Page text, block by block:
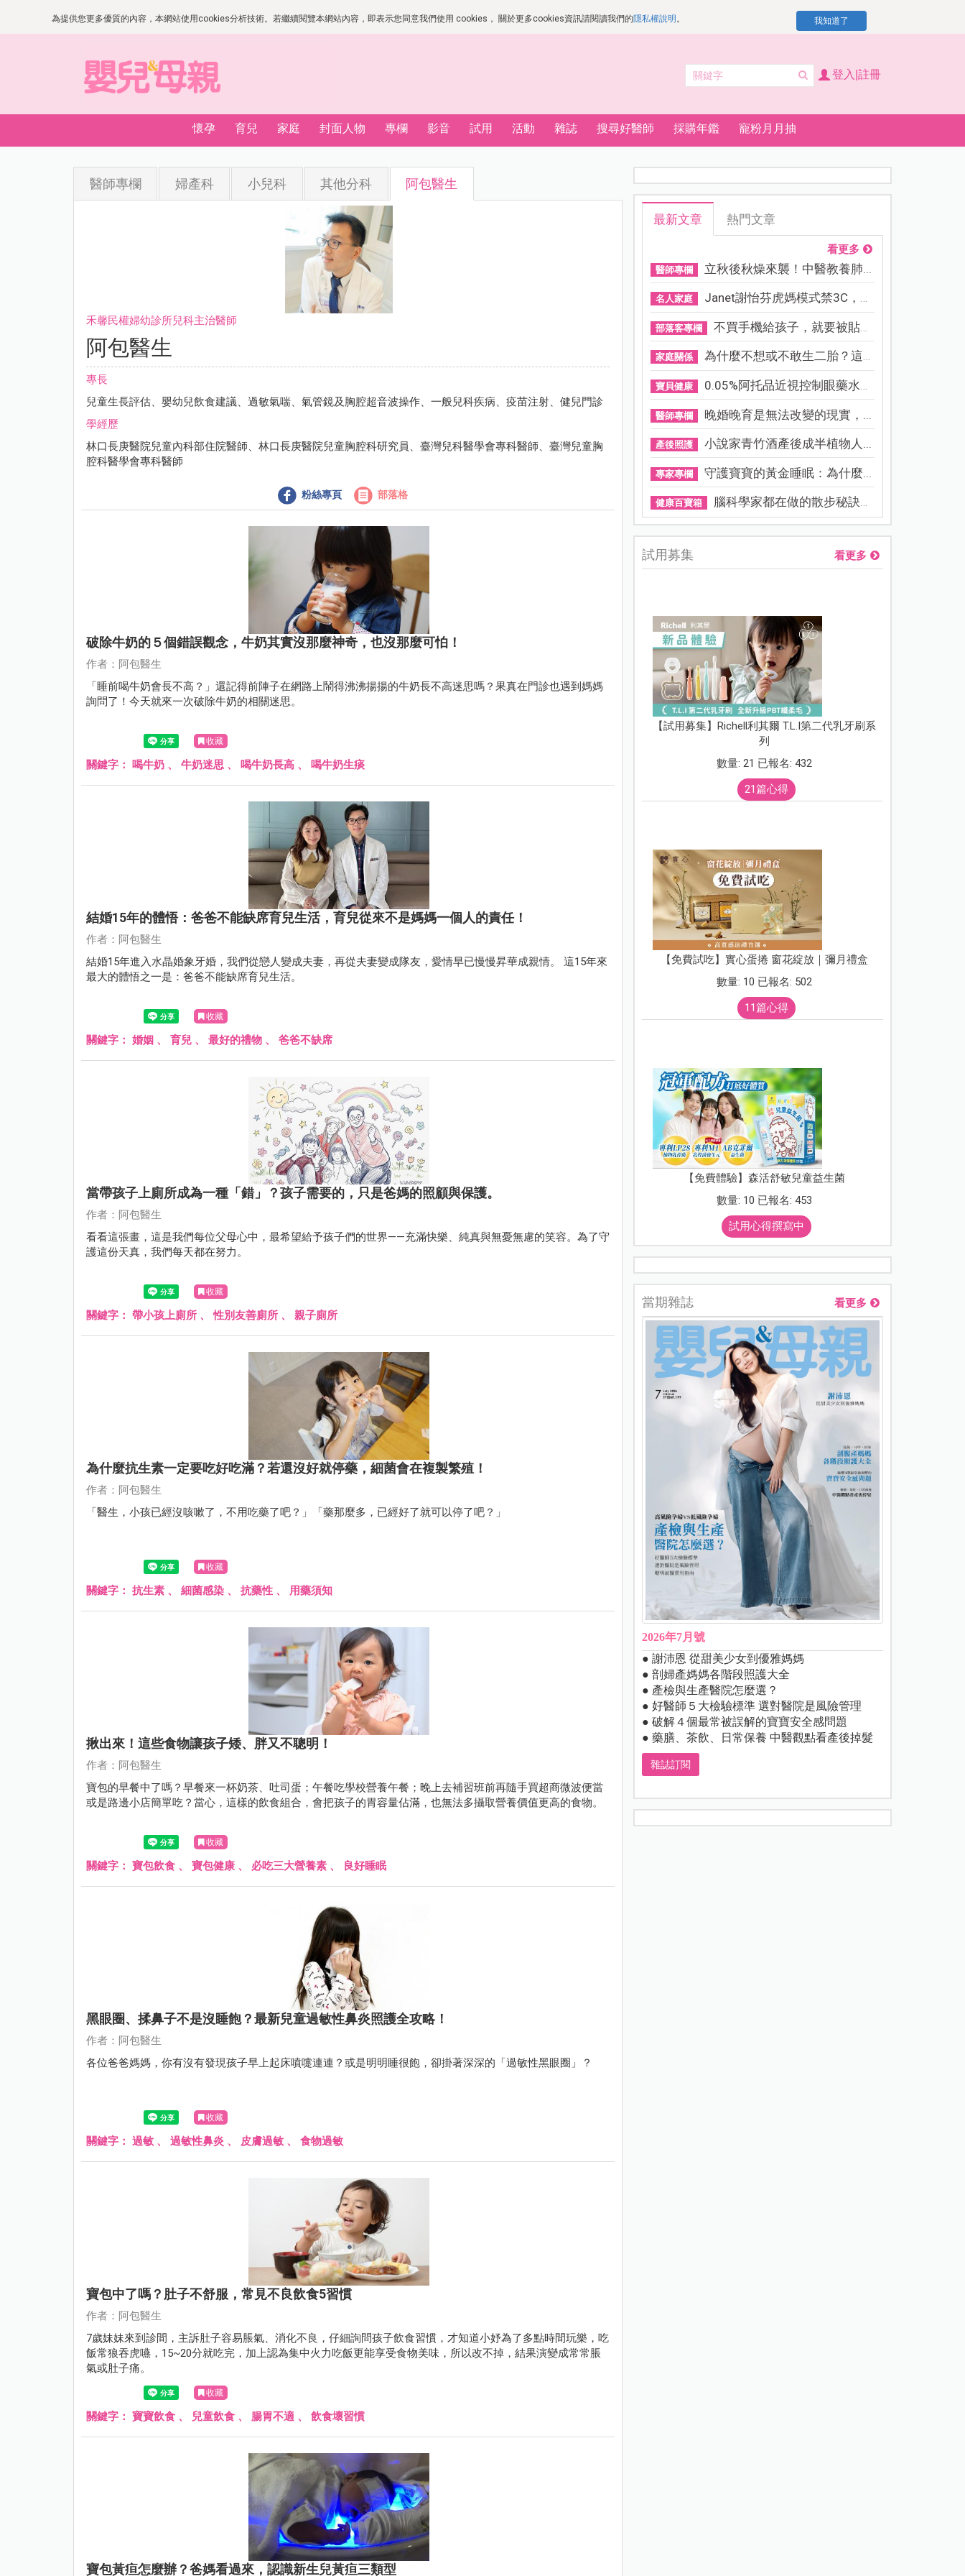
為提供您更多優質的內容，本網站使用cookies分析技術。若繼續閱覽本網站內容，即表示您同意我們使用 cookies， 關於更多cookies資訊請閱讀我們的隱私權說明 。 我知道了
登入|註冊
懷孕 育兒 家庭 封面人物 專欄 影音 試用 活動 雜誌 搜尋好醫師 採購年鑑 寵粉月月抽
醫師專欄 婦產科 小兒科 其他分科 阿包醫生
禾馨民權婦幼診所兒科主治醫師
阿包醫生
專長
兒童生長評估、嬰幼兒飲食建議、過敏氣喘、氣管鏡及胸腔超音波操作、一般兒科疾病、疫苗注射、健兒門診
學經歷
林口長庚醫院兒童內科部住院醫師、林口長庚醫院兒童胸腔科研究員、臺灣兒科醫學會專科醫師、臺灣兒童胸
腔科醫學會專科醫師
粉絲專頁 部落格
破除牛奶的５個錯誤觀念，牛奶其實沒那麼神奇，也沒那麼可怕！
作者：阿包醫生
「睡前喝牛奶會長不高？」還記得前陣子在網路上鬧得沸沸揚揚的牛奶長不高迷思嗎？果真在門診也遇到媽媽
詢問了！今天就來一次破除牛奶的相關迷思。
收藏
關鍵字： 喝牛奶 、 牛奶迷思 、 喝牛奶長高 、 喝牛奶生痰
結婚15年的體悟：爸爸不能缺席育兒生活，育兒從來不是媽媽一個人的責任！
作者：阿包醫生
結婚15年進入水晶婚象牙婚，我們從戀人變成夫妻，再從夫妻變成隊友，愛情早已慢慢昇華成親情。 這15年來
最大的體悟之一是：爸爸不能缺席育兒生活。
收藏
關鍵字： 婚姻 、 育兒 、 最好的禮物 、 爸爸不缺席
當帶孩子上廁所成為一種「錯」？孩子需要的，只是爸媽的照顧與保護。
作者：阿包醫生
看看這張畫，這是我們每位父母心中，最希望給予孩子們的世界——充滿快樂、純真與無憂無慮的笑容。為了守
護這份天真，我們每天都在努力。
收藏
關鍵字： 帶小孩上廁所 、性別友善廁所 、 親子廁所
為什麼抗生素一定要吃好吃滿？若還沒好就停藥，細菌會在複製繁殖！
作者：阿包醫生
「醫生，小孩已經沒咳嗽了，不用吃藥了吧？」「藥那麼多，已經好了就可以停了吧？」
收藏
關鍵字： 抗生素 、 細菌感染 、 抗藥性 、 用藥須知
揪出來！這些食物讓孩子矮、胖又不聰明！
作者：阿包醫生
寶包的早餐中了嗎？早餐來一杯奶茶、吐司蛋；午餐吃學校營養午餐；晚上去補習班前再隨手買超商微波便當
或是路邊小店簡單吃？當心，這樣的飲食組合，會把孩子的胃容量佔滿，也無法多攝取營養價值更高的食物。
收藏
關鍵字： 寶包飲食 、 寶包健康 、 必吃三大營養素 、 良好睡眠
黑眼圈、揉鼻子不是沒睡飽？最新兒童過敏性鼻炎照護全攻略！
作者：阿包醫生
各位爸爸媽媽，你有沒有發現孩子早上起床噴嚏連連？或是明明睡很飽，卻掛著深深的「過敏性黑眼圈」？
收藏
關鍵字： 過敏 、 過敏性鼻炎 、 皮膚過敏 、 食物過敏
寶包中了嗎？肚子不舒服，常見不良飲食5習慣
作者：阿包醫生
7歲妹妹來到診間，主訴肚子容易脹氣、消化不良，仔細詢問孩子飲食習慣，才知道小妤為了多點時間玩樂，吃
飯常狼吞虎嚥，15~20分就吃完，加上認為集中火力吃飯更能享受食物美味，所以改不掉，結果演變成常常脹
氣或肚子痛。
收藏
關鍵字： 寶寶飲食 、 兒童飲食 、 腸胃不適 、 飲食壞習慣
寶包黃疸怎麼辦？爸媽看過來，認識新生兒黃疸三類型
最新文章 熱門文章
看更多
醫師專欄 立秋後秋燥來襲！中醫教養肺...
名人家庭 Janet謝怡芬虎媽模式禁3C，看...
部落客專欄 不買手機給孩子，就要被貼「...
家庭關係 為什麼不想或不敢生二胎？這8...
寶貝健康 0.05%阿托品近視控制眼藥水納...
醫師專欄 晚婚晚育是無法改變的現實，...
產後照護 小說家青竹酒產後成半植物人...
專家專欄 守護寶寶的黃金睡眠：為什麼...
健康百寶箱 腦科學家都在做的散步秘訣！...
試用募集 看更多
【試用募集】Richell利其爾 T.L.I第二代乳牙刷系
列
數量: 21 已報名: 432
21篇心得
【免費試吃】實心蛋捲 窗花綻放｜彌月禮盒
數量: 10 已報名: 502
11篇心得
【免費體驗】森活舒敏兒童益生菌
數量: 10 已報名: 453
試用心得撰寫中
當期雜誌 看更多
2026年7月號
● 謝沛恩 從甜美少女到優雅媽媽
● 剖婦產媽媽各階段照護大全
● 產檢與生產醫院怎麼選？
● 好醫師５大檢驗標準 選對醫院是風險管理
● 破解４個最常被誤解的寶寶安全感問題
● 藥膳、茶飲、日常保養 中醫觀點看產後掉髮
雜誌訂閱